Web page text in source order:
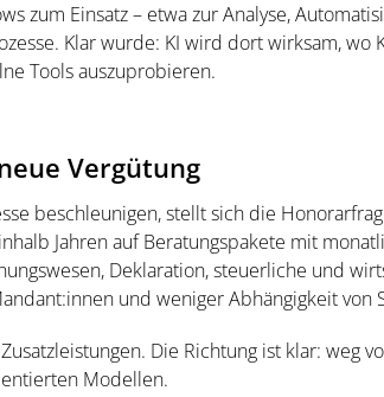
zum Einsatz – etwa zur Analyse,
Klar wurde: KI wird dort wirksam, wo
Tools auszuprobieren.
Vergütung
beschleunigen, stellt sich die
Jahren auf Beratungspakete mit
Deklaration, steuerliche und
und weniger Abhängigkeit von
Die Richtung ist klar: weg
Modellen.